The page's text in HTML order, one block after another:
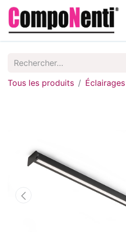
Tous les produits Éclairages